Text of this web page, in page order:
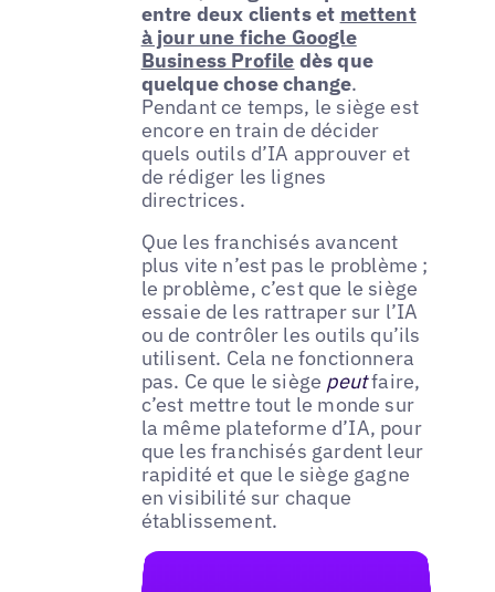
entre deux clients et mettent
à jour une fiche Google
Business Profile dès que
quelque chose change.
Pendant ce temps, le siège est
encore en train de décider
quels outils d’IA approuver et
de rédiger les lignes
directrices.
Que les franchisés avancent
plus vite n’est pas le problème ;
le problème, c’est que le siège
essaie de les rattraper sur l’IA
ou de contrôler les outils qu’ils
utilisent. Cela ne fonctionnera
pas. Ce que le siège peutfaire,
c’est mettre tout le monde sur
la même plateforme d’IA, pour
que les franchisés gardent leur
rapidité et que le siège gagne
en visibilité sur chaque
établissement.